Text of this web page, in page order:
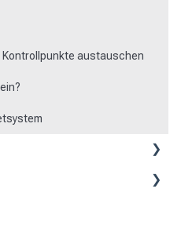
Kontrollpunkte austauschen